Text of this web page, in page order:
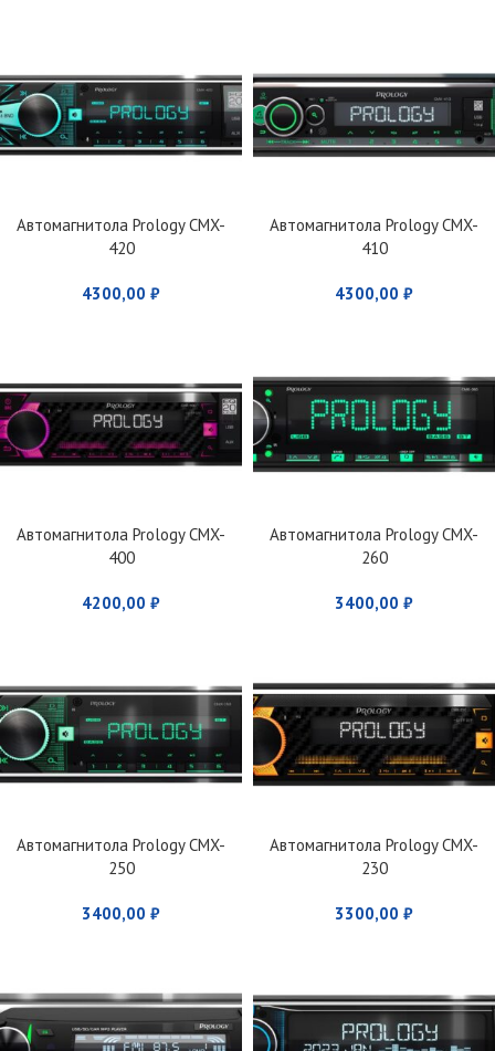
Автомагнитола Prology CMX-
420
4300,00 ₽
Автомагнитола Prology CMX-
410
4300,00 ₽
Автомагнитола Prology CMX-
400
4200,00 ₽
Автомагнитола Prology CMX-
260
3400,00 ₽
Автомагнитола Prology CMX-
250
3400,00 ₽
Автомагнитола Prology CMX-
230
3300,00 ₽